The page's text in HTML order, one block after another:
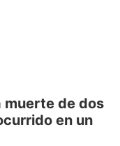
muerte de dos
en un